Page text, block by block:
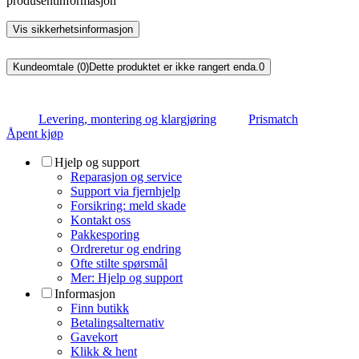
Vis sikkerhetsinformasjon
Kundeomtale (0)Dette produktet er ikke rangert enda. 0
Levering, montering og klargjøring
Prismatch
Åpent kjøp
Hjelp og support
Reparasjon og service
Support via fjernhjelp
Forsikring: meld skade
Kontakt oss
Pakkesporing
Ordreretur og endring
Ofte stilte spørsmål
Mer: Hjelp og support
Informasjon
Finn butikk
Betalingsalternativ
Gavekort
Klikk & hent